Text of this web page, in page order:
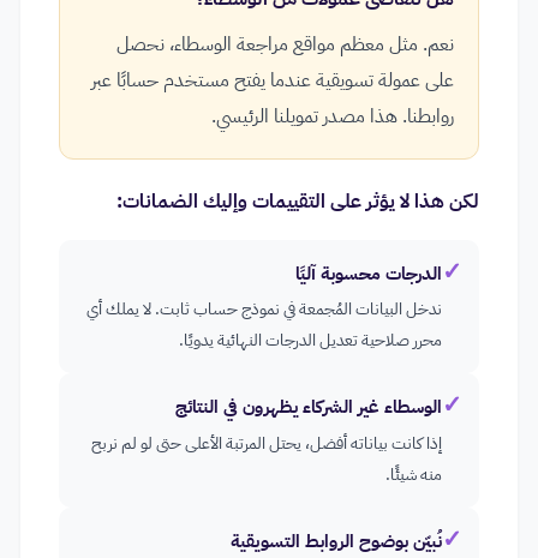
نعم. مثل معظم مواقع مراجعة الوسطاء، نحصل
على عمولة تسويقية عندما يفتح مستخدم حسابًا عبر
روابطنا. هذا مصدر تمويلنا الرئيسي.
لكن هذا لا يؤثر على التقييمات وإليك الضمانات:
✓الدرجات محسوبة آليًا
ندخل البيانات المُجمعة في نموذج حساب ثابت. لا يملك أي
محرر صلاحية تعديل الدرجات النهائية يدويًا.
✓الوسطاء غير الشركاء يظهرون في النتائج
إذا كانت بياناته أفضل، يحتل المرتبة الأعلى حتى لو لم نربح
منه شيئًا.
✓نُبيّن بوضوح الروابط التسويقية